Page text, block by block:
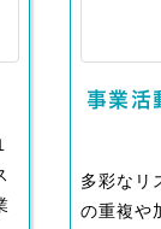
事業活
多彩なリ
の重複や